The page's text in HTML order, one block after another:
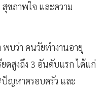
ขภาพใจ และความ
พบว่า คนวัยทำงานอายุ
ดสูงถึง 3 อันดับแรก ได้แก่
ญหาครอบครัว และ